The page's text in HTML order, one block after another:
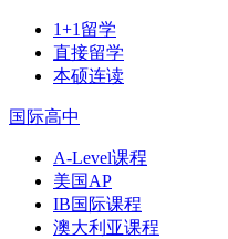
1+1留学
直接留学
本硕连读
国际高中
A-Level课程
美国AP
IB国际课程
澳大利亚课程